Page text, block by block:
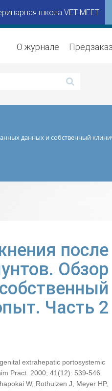
школа VET MEET
О журнале
данных и собственный
после
Обзор
Часть 2
extrahepatic portosystemic
Pract. 2000; 41(12): 539-546.
W, Rothuizen J, Meyer HP,